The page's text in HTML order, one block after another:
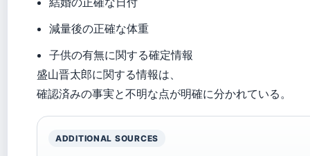
減量後の正確な体重
子供の有無に関する確定情報
盛山晋太郎に関する情報は、
確認済みの事実と不明な点が明確に分かれている。
ADDITIONAL SOURCES